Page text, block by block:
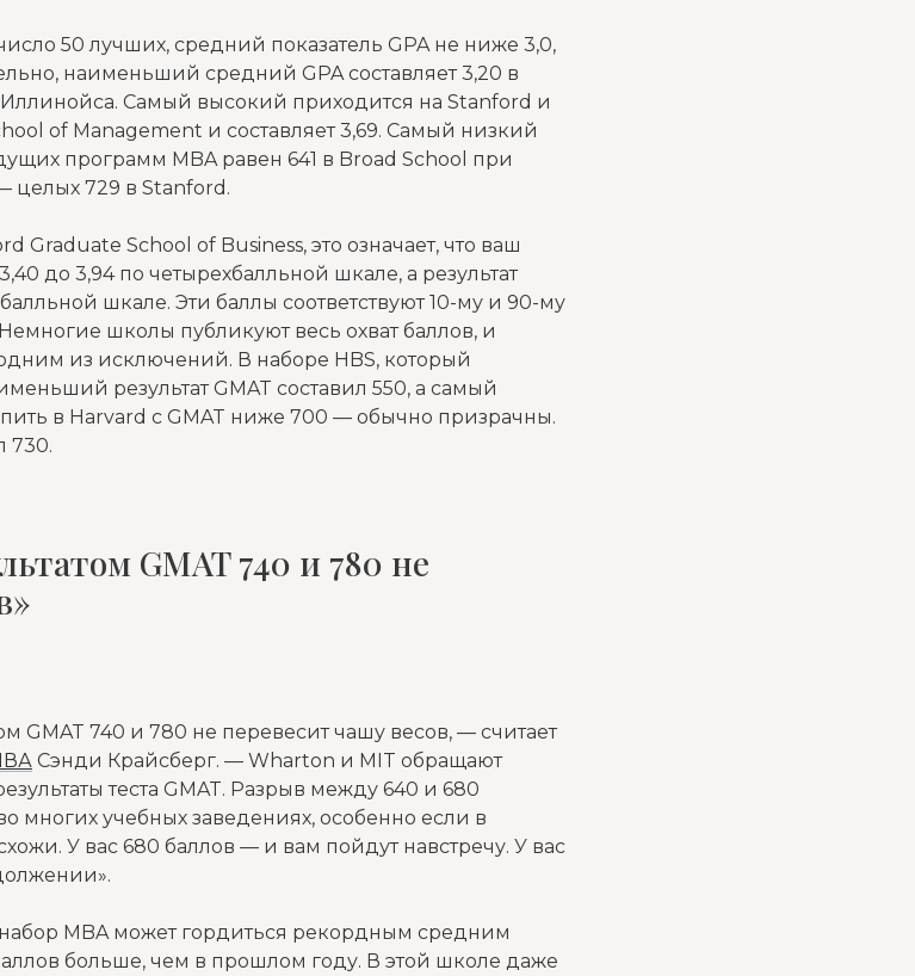
50 лучших, средний показатель GPA не ниже 3,0,
наименьший средний GPA составляет 3,20 в
Самый высокий приходится на Stanford и
of Management и составляет 3,69. Самый низкий
программ MBA равен 641 в Broad School при
целых 729 в Stanford.
Graduate School of Business, это означает, что ваш
до 3,94 по четырехбалльной шкале, а результат
шкале. Эти баллы соответствуют 10-му и 90-му
школы публикуют весь охват баллов, и
из исключений. В наборе HBS, который
результат GMAT составил 550, а самый
в Harvard с GMAT ниже 700 — обычно призрачны.
730.
GMAT 740 и 780 не
GMAT 740 и 780 не перевесит чашу весов, — считает
Сэнди Крайсберг. — Wharton и MIT обращают
теста GMAT. Разрыв между 640 и 680
учебных заведениях, особенно если в
У вас 680 баллов — и вам пойдут навстречу. У вас
MBA может гордиться рекордным средним
больше, чем в прошлом году. В этой школе даже